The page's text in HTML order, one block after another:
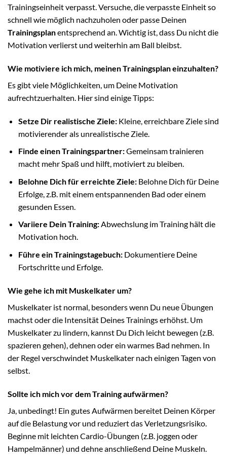
Trainingseinheit verpasst. Versuche, die verpasste Einheit so
schnell wie möglich nachzuholen oder passe Deinen
Trainingsplanentsprechend an. Wichtig ist, dass Du nicht die
Motivation verlierst und weiterhin am Ball bleibst.
Wie motiviere ich mich, meinen Trainingsplan einzuhalten?
Es gibt viele Möglichkeiten, um Deine Motivation
aufrechtzuerhalten. Hier sind einige Tipps:
Setze Dir realistische Ziele:Kleine, erreichbare Ziele sind
motivierender als unrealistische Ziele.
Finde einen Trainingspartner:Gemeinsam trainieren
macht mehr Spaß und hilft, motiviert zu bleiben.
Belohne Dich für erreichte Ziele:Belohne Dich für Deine
Erfolge, z.B. mit einem entspannenden Bad oder einem
gesunden Essen.
Variiere Dein Training:Abwechslung im Training hält die
Motivation hoch.
Führe ein Trainingstagebuch:Dokumentiere Deine
Fortschritte und Erfolge.
Wie gehe ich mit Muskelkater um?
Muskelkater ist normal, besonders wenn Du neue Übungen
machst oder die Intensität Deines Trainings erhöhst. Um
Muskelkater zu lindern, kannst Du Dich leicht bewegen (z.B.
spazieren gehen), dehnen oder ein warmes Bad nehmen. In
der Regel verschwindet Muskelkater nach einigen Tagen von
selbst.
Sollte ich mich vor dem Training aufwärmen?
Ja, unbedingt! Ein gutes Aufwärmen bereitet Deinen Körper
auf die Belastung vor und reduziert das Verletzungsrisiko.
Beginne mit leichten Cardio-Übungen (z.B. joggen oder
Hampelmänner) und dehne anschließend Deine Muskeln.